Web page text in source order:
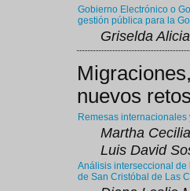
Gobierno Electrónico o
gestión pública para la
Griselda
nuevos retos
Remesas
Martha
Luis David
Análisis interseccional
de San Cristóbal de Las